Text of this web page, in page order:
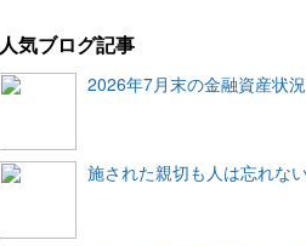
人気ブログ記事
2026年7月末の金融資産状況
施された親切も人は忘れな